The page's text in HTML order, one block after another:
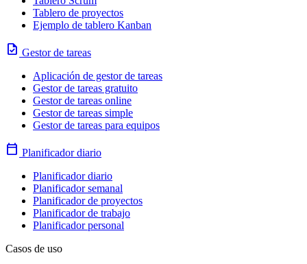
Tablero de proyectos
Ejemplo de tablero Kanban
task Gestor de tareas
Aplicación de gestor de tareas
Gestor de tareas gratuito
Gestor de tareas online
Gestor de tareas simple
Gestor de tareas para equipos
calendar_today Planificador diario
Planificador diario
Planificador semanal
Planificador de proyectos
Planificador de trabajo
Planificador personal
Casos de uso